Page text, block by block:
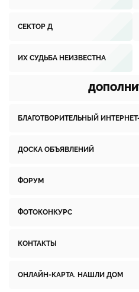
СЕКТОР Д
ИХ СУДЬБА НЕИЗВЕСТНА
БЛАГОТВОРИТЕЛЬНЫЙ
ДОСКА ОБЪЯВЛЕНИЙ
ФОРУМ
ФОТОКОНКУРС
КОНТАКТЫ
ОНЛАЙН-КАРТА. НАШЛИ ДОМ